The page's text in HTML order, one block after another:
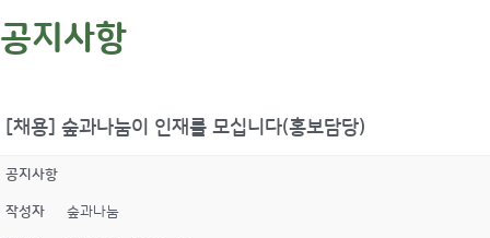
공지사항
[채용] 숲과나눔이 인재를 모십니다(홍보담당)
공지사항
작성자 숲과나눔